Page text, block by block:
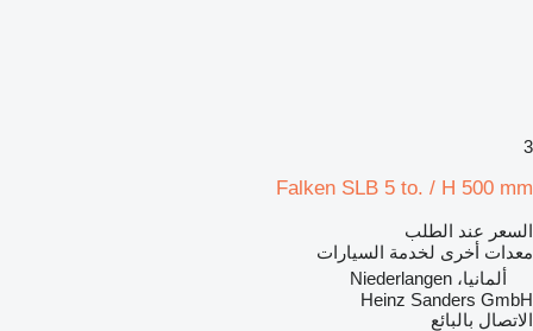
3
Falken SLB 5 to. / H 500 mm
السعر عند الطلب
معدات أخرى لخدمة السيارات
ألمانيا، Niederlangen
Heinz Sanders GmbH
الاتصال بالبائع